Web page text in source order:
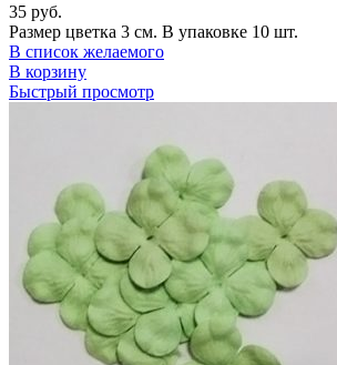
35 руб.
Размер цветка 3 см. В упаковке 10 шт.
В список желаемого
В корзину
Быстрый просмотр